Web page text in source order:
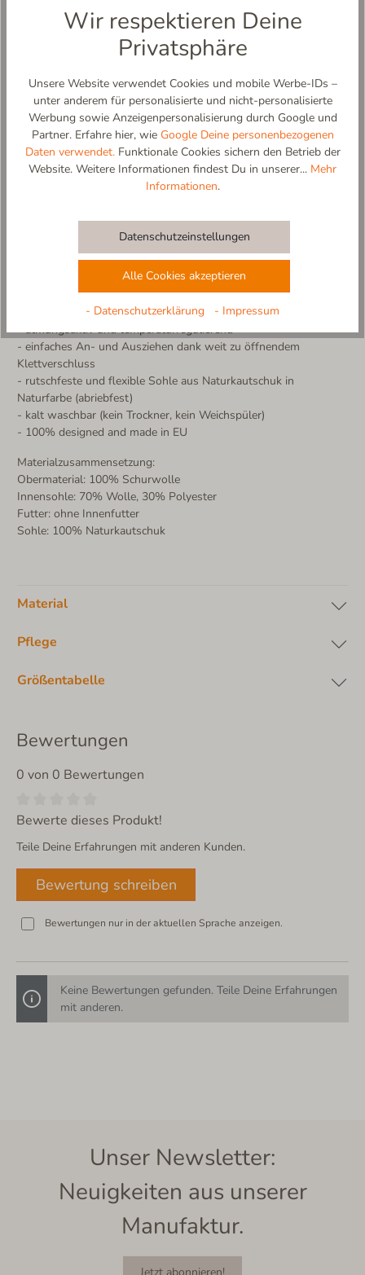
Klettmodell uni– Natürlicher Komfort für kleine Abenteurer!
Wo der Wind über grüne Wiesen weht, leben glückliche Schafe
mit ihrem dicken, warmen Fell. Seit Jahrhunderten nutzen
Menschen die weiche Schurwolle, um daraus den wunderbaren
Walk herzustellen – ein Material, das warmhält, atmet und sich
angenehm anfühlt.
Durch die natürlichen Eigenschaften der Schurwolle hält der
Schuh kleine Füße im Winter kuschelig warm und sorgt im
Sommer für ein angenehmes, trockenes Tragegefühl. Die
rutschfeste Sohle gibt sicheren Halt, und dank des praktischen
Klettverschlusses können Kinder ihn ganz leicht selbst an -und
perfekte Begleiter für das ganze Jahr!
Weitere Produktdetails:
- Obermaterial aus 100% reiner Schurwolle (Walk)
- atmungsaktiv und temperaturregulierend
- einfaches An- und Ausziehen dank weit zu öffnendem
Klettverschluss
- rutschfeste und flexible Sohle aus Naturkautschuk in
Naturfarbe (abriebfest)
- kalt waschbar (kein Trockner, kein Weichspüler)
- 100% designed and made in EU
Materialzusammensetzung:
Obermaterial: 100% Schurwolle
Innensohle: 70% Wolle, 30% Polyester
Futter: ohne Innenfutter
Sohle: 100% Naturkautschuk
Material
Pflege
Größentabelle
Bewertungen
0 von 0 Bewertungen
Bewerte dieses Produkt!
Teile Deine Erfahrungen mit anderen Kunden.
Bewertung schreiben
Bewertungen nur in der aktuellen Sprache anzeigen.
Keine Bewertungen gefunden. Teile Deine Erfahrungen
mit anderen.
Unser Newsletter:
Neuigkeiten aus unserer
Manufaktur.
Wir respektieren Deine
Privatsphäre
Unsere Website verwendet Cookies und mobile Werbe-IDs –
unter anderem für personalisierte und nicht-personalisierte
Werbung sowie Anzeigenpersonalisierung durch Google und
Partner. Erfahre hier, wie Google Deine personenbezogenen
Daten verwendet.Funktionale Cookies sichern den Betrieb der
Website. Weitere Informationen findest Du in unserer... Mehr
Informationen.
Datenschutzeinstellungen
Alle Cookies akzeptieren
- Datenschutzerklärung - Impressum